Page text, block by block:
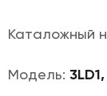
Каталожный
Модель: 3LD1,